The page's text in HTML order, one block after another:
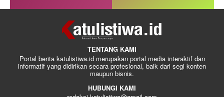
TENTANG KAMI
Portal berita katulistiwa.id merupakan portal media interaktif dan
informatif yang didirikan secara profesional, baik dari segi konten
maupun bisnis.
HUBUNGI KAMI